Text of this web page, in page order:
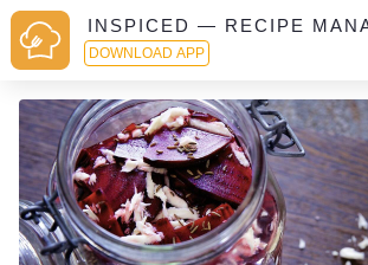
INSPICED — RECIPE
DOWNLOAD APP